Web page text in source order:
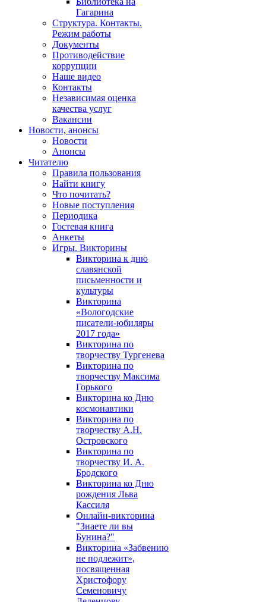
Гагарина
Структура. Контакты.
Режим работы
Документы
Противодействие
коррупции
Наше видео
Контакты
Независимая оценка
качества услуг
Вакансии
Новости, анонсы
Новости
Анонсы
Читателю
Правила пользования
Найти книгу
Что почитать?
Новые поступления
Периодика
Гостевая книга
Анкеты
Игры. Викторины
Викторина к дню
славянской
письменности и
культуры
Викторина
«Вологодские
писатели-юбиляры
2017 года»
Викторина по
творчеству Тургенева
Викторина по
творчеству Максима
Горького
Викторина ко Дню
космонавтики
Викторина по
творчеству А.Н.
Островского
Викторина по
творчеству И. А.
Бродского
Викторина ко Дню
рождения Льва
Кассиля
Онлайн-викторина
"Знаете ли вы
Бунина?"
Викторина «Забвению
не подлежит»,
посвященная
Христофору
Семеновичу